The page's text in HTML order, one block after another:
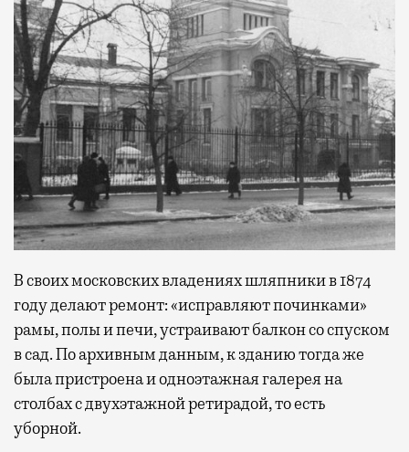
В своих московских владениях шляпники в 1874
году делают ремонт: «исправляют починками»
рамы, полы и печи, устраивают балкон со спуском
в сад. По архивным данным, к зданию тогда же
была пристроена и одноэтажная галерея на
столбах с двухэтажной ретирадой, то есть
уборной.